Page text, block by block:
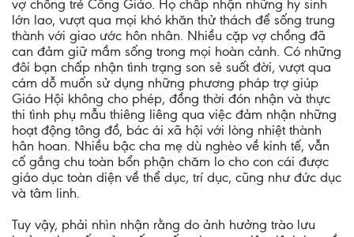
vợ chồng trẻ Công Giáo. Họ chấp nhận những hy sinh
lớn lao, vượt qua mọi khó khăn thử thách để sống trung
thành với giao ước hôn nhân. Nhiều cặp vợ chồng đã
can đảm giữ mầm sống trong mọi hoàn cảnh. Có những
đôi bạn chấp nhận tình trạng son sẻ suốt đời, vượt qua
cám dỗ muốn sử dụng những phương pháp trợ giúp
Giáo Hội không cho phép, đồng thời đón nhận và thực
thi tình phụ mẫu thiêng liêng qua việc đảm nhận những
hoạt động tông đồ, bác ái xã hội với lòng nhiệt thành
hân hoan. Nhiều bậc cha mẹ dù nghèo về kinh tế, vẫn
cố gắng chu toàn bổn phận chăm lo cho con cái được
giáo dục toàn diện về thể dục, trí dục, cũng như đức dục
và tâm linh.
Tuy vậy, phải nhìn nhận rằng do ảnh hưởng trào lưu